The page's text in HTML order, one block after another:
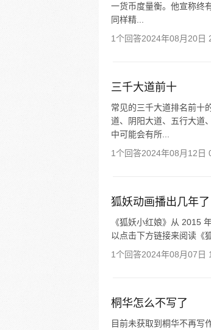
一货币度量衡。他宣称终
同样精...
1个回答2024年08月20日
三千大道前十
常见的三千大道排名前十
道、阴阳大道、五行大道
中可能会有所...
1个回答2024年08月12日
狐妖动画播出几年了
《狐妖小红娘》从 2015
以点击下方链接来阅读《
1个回答2024年08月07日
桐华怎么不写了
目前未获取到桐华不再写